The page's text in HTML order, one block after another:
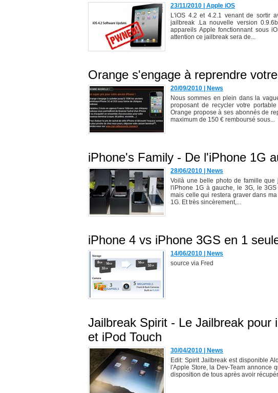
23/11/2010
Apple iOS
L'iOS 4.2 et 4.2.1 venant de sortir
jailbreak .La nouvelle version
appareils Apple fonctionnant sous
attention ce jailbreak sera de...
Orange s'engage à reprendre
20/09/2010
News
Nous sommes en plein dans la
proposant de recycler votre
Orange propose à ses abonnés de
maximum de 150 € remboursé sous...
iPhone's Family - De l'iPhone 1G
28/06/2010
News
Voilà une belle photo de famille
l'iPhone 1G à gauche, le 3G, le
mais celle qui restera graver dans
1G. Et très sincèrement,...
iPhone 4 vs iPhone 3GS en 1
14/06/2010
News
source via Fred
Jailbreak Spirit - Le Jailbreak pour
et iPod Touch
30/04/2010
News
Edit: Spirit Jailbreak est disponible
l'Apple Store, la Dev-Team annonce
disposition de tous après avoir